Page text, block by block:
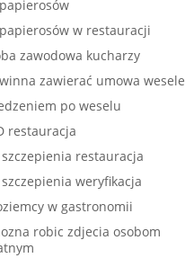
w restauracji
zawodowa kucharzy
zawierać umowa wesele
po weselu
restauracja
restauracja
weryfikacja
w gastronomii
robic zdjecia osobom